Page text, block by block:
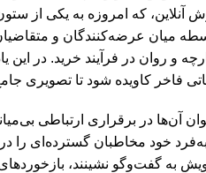
که امروزه به یکی از
میان عرضه‌کنندگان و
و روان در فرآیند خرید. در
کاویده شود تا تصویری جامع
آن‌ها در برقراری ارتباطی
خود مخاطبان گسترده‌ای را در
به گفت‌وگو نشینند، بازخوردهای